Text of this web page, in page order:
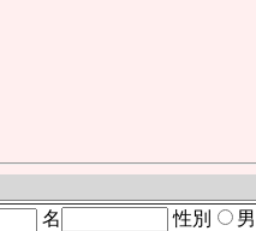
名 性別 男